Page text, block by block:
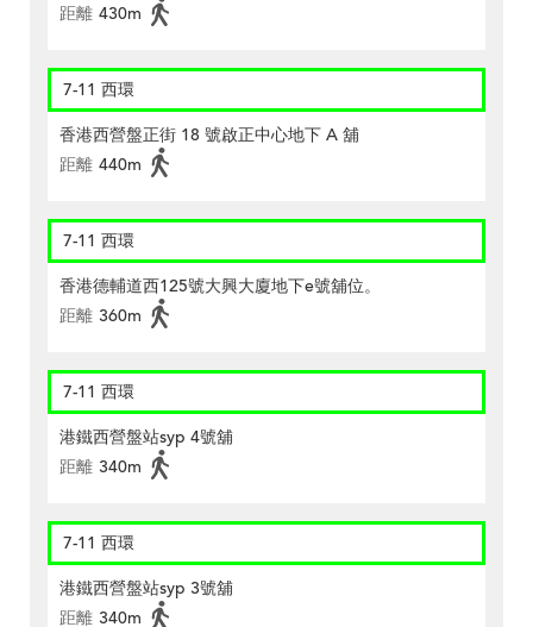
距離 430m
7-11 西環
香港西營盤正街 18 號啟正中心地下 A 舖
距離 440m
7-11 西環
香港德輔道西125號大興大廈地下e號舖位。
距離 360m
7-11 西環
港鐵西營盤站syp 4號舖
距離 340m
7-11 西環
港鐵西營盤站syp 3號舖
距離 340m